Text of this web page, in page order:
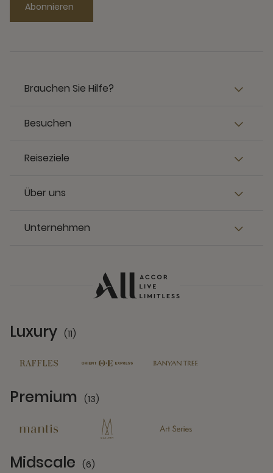
Abonnieren
Brauchen Sie Hilfe?
Besuchen
Reiseziele
Über uns
Unternehmen
Luxury (11)
Premium (13)
Midscale (6)